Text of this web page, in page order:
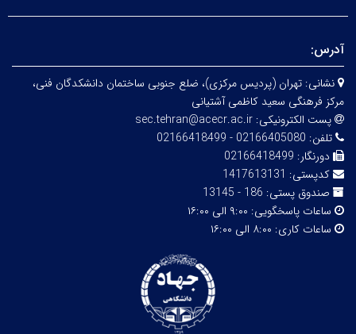
آدرس:
نشانی: تهران (پردیس مرکزی)، ضلع جنوبی ساختمان دانشکدگان فنی،
مرکز فرهنگی سعید کاظمی آشتیانی
پست الکترونیکی: sec.tehran@acecr.ac.ir
تلفن: 02166405080 - 02166418499
دورنگار: 02166418499
کدپستی: 1417613131
صندوق پستی: 186 - 13145
ساعات پاسخگویی: ۹:۰۰ الی ۱۶:۰۰
ساعات کاری: ۸:۰۰ الی ۱۶:۰۰